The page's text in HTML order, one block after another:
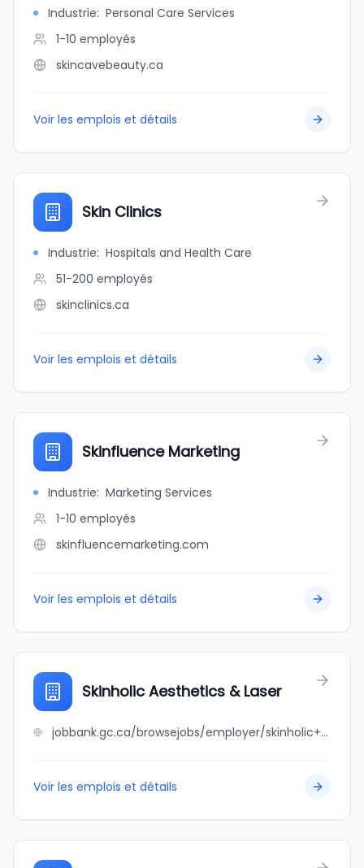
Industrie: Personal Care Services
1-10 employés
skincavebeauty.ca
Voir les emplois et détails
Skin Clinics
Industrie: Hospitals and Health Care
51-200 employés
skinclinics.ca
Voir les emplois et détails
Skinfluence Marketing
Industrie: Marketing Services
1-10 employés
skinfluencemarketing.com
Voir les emplois et détails
Skinholic Aesthetics & Laser
jobbank.gc.ca/browsejobs/employer/skinholic+aesthetics+%26+laser/ca
Voir les emplois et détails